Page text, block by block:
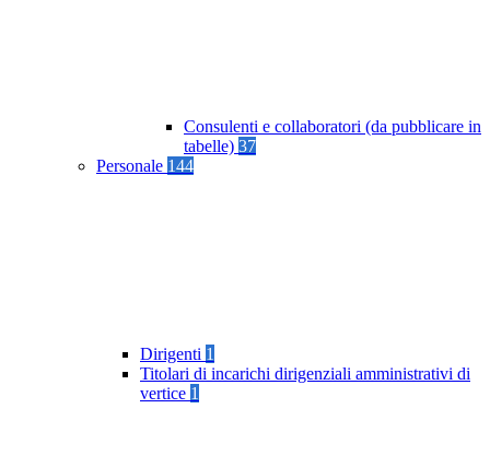
Consulenti e collaboratori (da pubblicare in
tabelle) 37
Personale 144
Dirigenti 1
Titolari di incarichi dirigenziali amministrativi di
vertice 1